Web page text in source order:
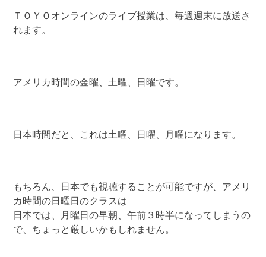
ＴＯＹＯオンラインのライブ授業は、毎週週末に放送さ
れます。
アメリカ時間の金曜、土曜、日曜です。
日本時間だと、これは土曜、日曜、月曜になります。
もちろん、日本でも視聴することが可能ですが、アメリ
カ時間の日曜日のクラスは
日本では、月曜日の早朝、午前３時半になってしまうの
で、ちょっと厳しいかもしれません。